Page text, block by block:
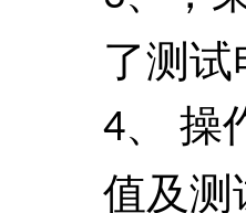
了测
4、 操
值及测